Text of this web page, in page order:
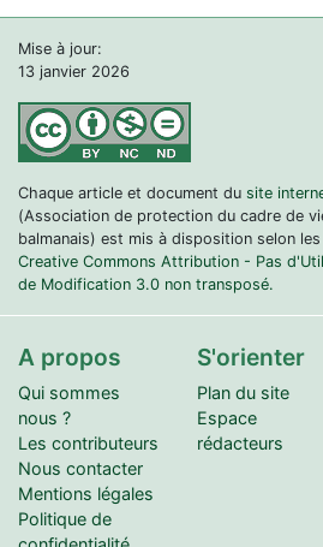
Mise à jour:
13 janvier 2026
Chaque article et document du site
(Association de protection du cadre de
balmanais) est mis à disposition selon
Creative Commons Attribution - Pas
de Modification 3.0 non transposé.
A propos
Qui sommes
nous ?
Les contributeurs
Nous contacter
Mentions légales
Politique de
S'orienter
Plan du site
Espace
rédacteurs